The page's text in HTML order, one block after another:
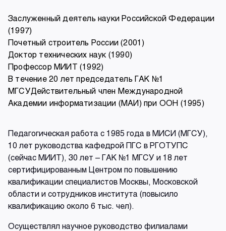
Заслуженный деятель науки Российской Федерации
(1997)
Почетный строитель России (2001)
Доктор технических наук (1990)
Профессор МИИТ (1992)
В течение 20 лет председатель ГАК №1
МГСУДействительный член Международной
Академии информатизации (МАИ) при ООН (1995)
Педагогическая работа с 1985 года в МИСИ (МГСУ),
10 лет руководства кафедрой ПГС в РГОТУПС
(сейчас МИИТ), 30 лет – ГАК №1 МГСУ и 18 лет
сертифицированным Центром по повышению
квалификации специалистов Москвы, Московской
области и сотрудников института (повысило
квалификацию около 6 тыс. чел).
Осуществлял научное руководство филиалами